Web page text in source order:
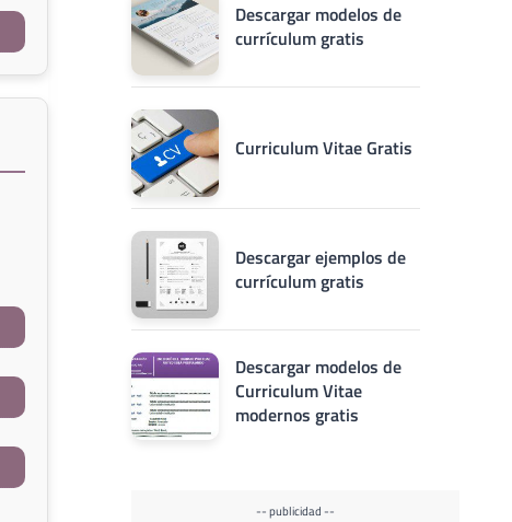
Descargar modelos de
currículum gratis
Curriculum Vitae Gratis
Descargar ejemplos de
currículum gratis
Descargar modelos de
Curriculum Vitae
modernos gratis
-- publicidad --